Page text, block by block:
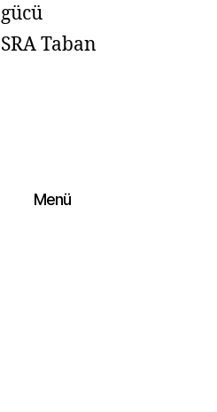
gücü
SRA Taban
Menü